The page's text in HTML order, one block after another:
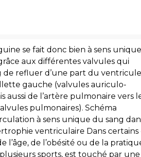
se fait donc bien à sens unique
aux différentes valvules qui
de refluer d’une part du ventricule
gauche (valvules auriculo-
aussi de l’artère pulmonaire vers
pulmonaires). Schéma
à sens unique du sang
ventriculaire Dans certains
l’âge, de l’obésité ou de la
sports, est touché par une